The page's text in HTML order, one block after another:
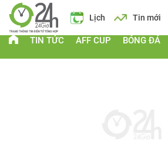
Giá vàng Lịch Tin mới
TIN TỨC AFF CUP BÓNG ĐÁ